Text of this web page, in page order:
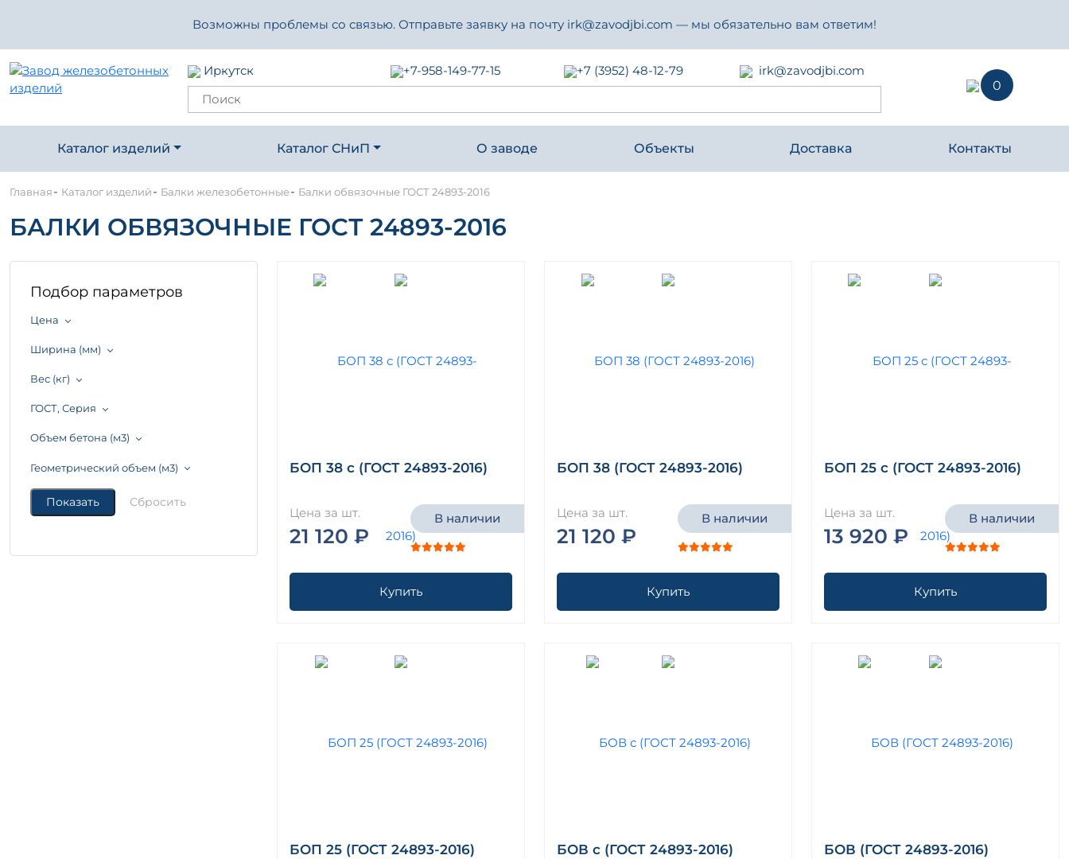
Возможны проблемы со связью. Отправьте заявку на почту irk@zavodjbi.com — мы обязательно вам ответим!
Иркутск +7-958-149-77-15 +7 (3952) 48-12-79
irk@zavodjbi.com
0
Каталог изделий Каталог СНиП О заводе Объекты Доставка Контакты
Главная- Каталог изделий- Балки железобетонные- Балки обвязочные ГОСТ 24893-2016
БАЛКИ ОБВЯЗОЧНЫЕ ГОСТ 24893-2016
Подбор параметров
Цена
Ширина (мм)
Вес (кг)
ГОСТ, Серия
Объем бетона (м3)
Геометрический объем (м3) БОП 38 с (ГОСТ 24893-2016)
Цена за шт.
21 120 ₽
В наличии
Купить
БОП 38 (ГОСТ 24893-2016)
Цена за шт.
21 120 ₽
В наличии
Купить
БОП 25 с (ГОСТ 24893-2016)
Цена за шт.
13 920 ₽
В наличии
Купить
БОП 25 (ГОСТ 24893-2016) БОВ с (ГОСТ 24893-2016) БОВ (ГОСТ 24893-2016)